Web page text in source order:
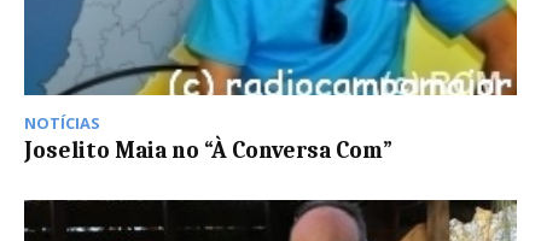
NOTÍCIAS
Joselito Maia no “À Conversa Com”